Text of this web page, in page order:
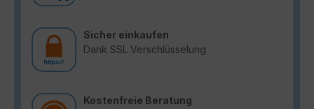
Sicher einkaufen
Dank SSL Verschlüsselung
Kostenfreie Beratung